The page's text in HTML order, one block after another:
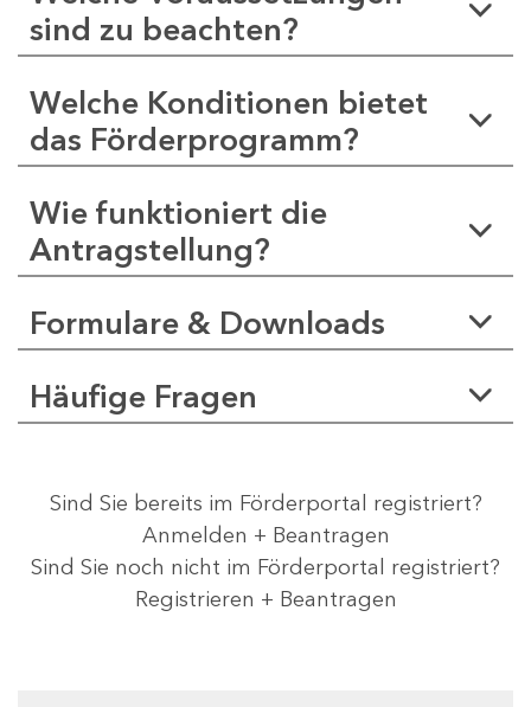
sind zu beachten?
Welche Konditionen bietet
das Förderprogramm?
Wie funktioniert die
Antragstellung?
Formulare & Downloads
Häufige Fragen
Sind Sie bereits im Förderportal registriert?
Anmelden + Beantragen
Sind Sie noch nicht im Förderportal registriert?
Registrieren + Beantragen